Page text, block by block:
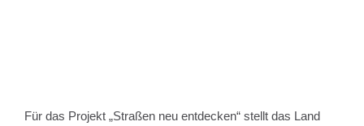
Für das Projekt „Straßen neu entdecken“ stellt das Land